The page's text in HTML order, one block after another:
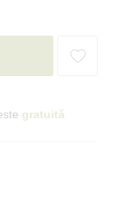
gratuită